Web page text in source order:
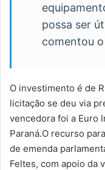
possa ser
comentou
O investimento é de
licitação se deu via
vencedora foi a Euro
Paraná.O recurso
de emenda
Feltes, com apoio da